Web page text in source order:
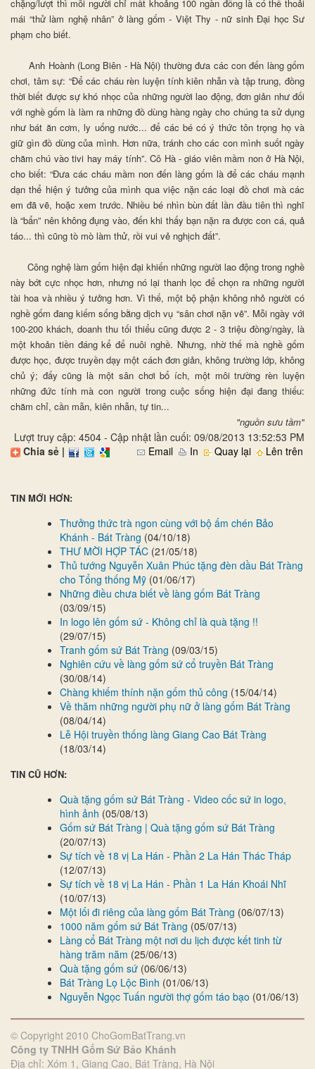
chặng/lượt thì mỗi người chỉ mất khoảng 100 ngàn đồng là có thể thoải
mái “thử làm nghệ nhân” ở làng gốm - Việt Thy - nữ sinh Đại học Sư
phạm cho biết.
Anh Hoành (Long Biên - Hà Nội) thường đưa các con đến làng gốm
chơi, tâm sự: “Để các cháu rèn luyện tính kiên nhẫn và tập trung, đồng
thời biết được sự khó nhọc của những người lao động, đơn giản như đối
với nghề gốm là làm ra những đồ dùng hàng ngày cho chúng ta sử dụng
như bát ăn cơm, ly uống nước... để các bé có ý thức tôn trọng họ và
giữ gìn đồ dùng của mình. Hơn nữa, tránh cho các con mình suốt ngày
chăm chú vào tivi hay máy tính”. Cô Hà - giáo viên mầm non ở Hà Nội,
cho biết: “Đưa các cháu mầm non đến làng gốm là để các cháu mạnh
dạn thể hiện ý tưởng của mình qua việc nặn các loại đồ chơi mà các
em đã vẽ, hoặc xem trước. Nhiều bé nhìn bùn đất lần đầu tiên thì nghĩ
là “bẩn” nên không đụng vào, đến khi thấy bạn nặn ra được con cá, quả
táo... thì cũng tò mò làm thử, rồi vui vẻ nghịch đất”.
Công nghệ làm gốm hiện đại khiến những người lao động trong nghề
này bớt cực nhọc hơn, nhưng nó lại thanh lọc để chọn ra những người
tài hoa và nhiều ý tưởng hơn. Vì thế, một bộ phận không nhỏ người có
nghề gốm đang kiếm sống bằng dịch vụ “sân chơi nặn vẽ”. Mỗi ngày với
100-200 khách, doanh thu tối thiểu cũng được 2 - 3 triệu đồng/ngày, là
một khoản tiền đáng kể để nuôi nghề. Nhưng, nhờ thế mà nghề gốm
được học, được truyền dạy một cách đơn giản, không trường lớp, không
chủ ý; đấy cũng là một sân chơi bổ ích, một môi trường rèn luyện
những đức tính mà con người trong cuộc sống hiện đại đang thiếu:
chăm chỉ, cần mẫn, kiên nhẫn, tự tin...
"nguồn sưu tầm"
Lượt truy cập: 4504 - Cập nhật lần cuối: 09/08/2013 13:52:53 PM
Chia sẻ |
Email In Quay lại Lên trên
TIN MỚI HƠN:
Thưởng thức trà ngon cùng với bộ ấm chén Bảo
Khánh - Bát Tràng (04/10/18)
THƯ MỜI HỢP TÁC (21/05/18)
Thủ tướng Nguyễn Xuân Phúc tặng đèn dầu Bát Tràng
cho Tổng thống Mỹ (01/06/17)
Những điều chưa biết về làng gốm Bát Tràng
(03/09/15)
In logo lên gốm sứ - Không chỉ là quà tặng !!
(29/07/15)
Tranh gốm sứ Bát Tràng (09/03/15)
Nghiên cứu về làng gốm sứ cổ truyền Bát Tràng
(30/08/14)
Chàng khiếm thính nặn gốm thủ công (15/04/14)
Về thăm những người phụ nữ ở làng gốm Bát Tràng
(08/04/14)
Lễ Hội truyền thống làng Giang Cao Bát Tràng
(18/03/14)
TIN CŨ HƠN:
Quà tặng gốm sứ Bát Tràng - Video cốc sứ in logo,
hình ảnh (05/08/13)
Gốm sứ Bát Tràng | Quà tặng gốm sứ Bát Tràng
(20/07/13)
Sự tích về 18 vị La Hán - Phần 2 La Hán Thác Tháp
(12/07/13)
Sự tích về 18 vị La Hán - Phần 1 La Hán Khoái Nhĩ
(10/07/13)
Một lối đi riêng của làng gốm Bát Tràng (06/07/13)
1000 năm gốm sứ Bát Tràng (05/07/13)
Làng cổ Bát Tràng một nơi du lịch được kết tinh từ
hàng trăm năm (25/06/13)
Quà tặng gốm sứ (06/06/13)
Bát Tràng Lọ Lộc Bình (01/06/13)
Nguyễn Ngọc Tuấn người thợ gốm táo bạo (01/06/13)
© Copyright 2010 ChoGomBatTrang.vn
Công ty TNHH Gốm Sứ Bảo Khánh
Địa chỉ: Xóm 1, Giang Cao, Bát Tràng, Hà Nội